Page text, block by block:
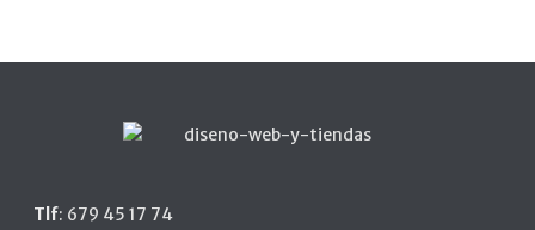
Tlf: 679 45 17 74